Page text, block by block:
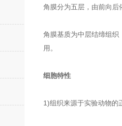
角膜分为五层，由前向
角膜基质为中层结缔组织
用。
细胞特性
1)组织来源于实验动物的